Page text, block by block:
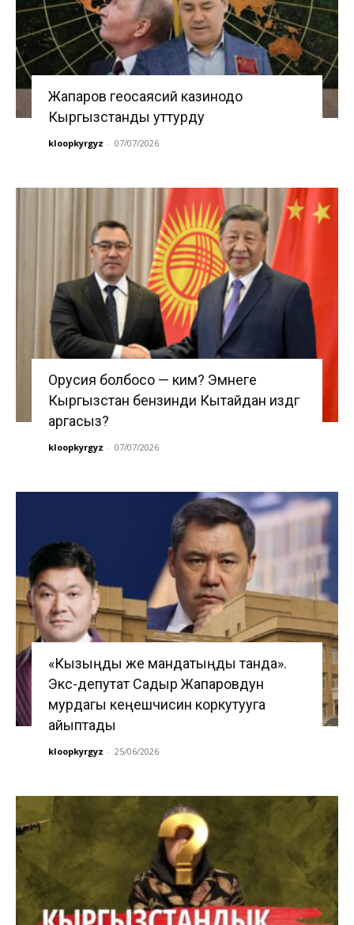
Жапаров геосаясий казинодо
Кыргызстанды уттурду
kloopkyrgyz - 07/07/2026
Орусия болбосо — ким? Эмнеге
Кыргызстан бензинди Кытайдан издөөгө
аргасыз?
kloopkyrgyz - 07/07/2026
«Кызыңды же мандатыңды танда».
Экс-депутат Садыр Жапаровдун
мурдагы кеңешчисин коркутууга
айыптады
kloopkyrgyz - 25/06/2026